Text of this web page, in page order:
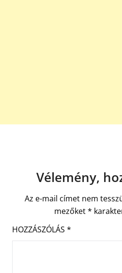
Vélemény,
Az e-mail címet nem
mezőket*
HOZZÁSZÓLÁS *